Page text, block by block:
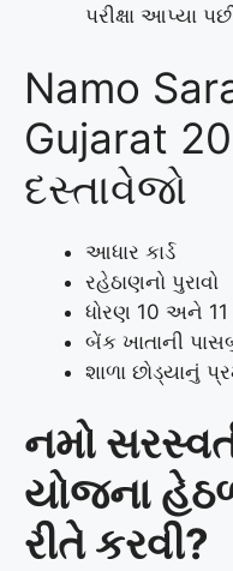
પરીક્ષા આપ્યા
Namo
Gujarat
દસ્તાવેજો
આધાર કાર્ડ
રહેઠાણનો પુરાવો
ધોરણ 10 અને 11
બેંક ખાતાની
શાળા છોડ્યાનું
નમો
યોજના
રીતે કરવી?